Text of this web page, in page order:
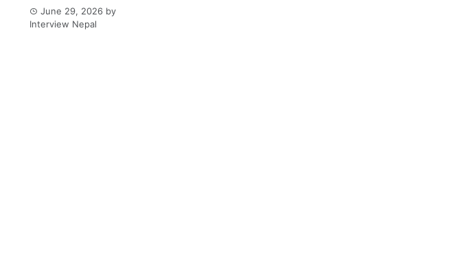
June 29, 2026by
Interview Nepal